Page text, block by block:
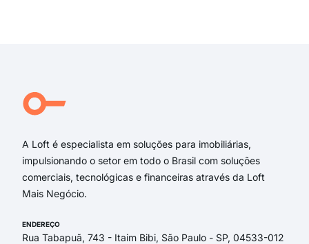
A Loft é especialista em soluções para imobiliárias,
impulsionando o setor em todo o Brasil com soluções
comerciais, tecnológicas e financeiras através da Loft
Mais Negócio.
ENDEREÇO
Rua Tabapuã, 743 - Itaim Bibi, São Paulo - SP, 04533-012